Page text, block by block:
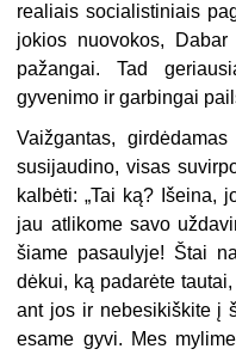
realiais socialistiniais
jokios nuovokos,
pažangai. Tad
gyvenimo ir garbingai
Vaižgantas,
susijaudino, visas
kalbėti: „Tai ką? Išeina,
jau atlikome savo
šiame pasaulyje! Štai
dėkui, ką padarėte
ant jos ir nebesikiškite į
esame gyvi. Mes